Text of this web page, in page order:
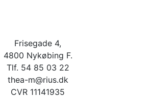
Frisegade 4,
4800 Nykøbing F.
Tlf. 54 85 03 22
thea-m@rius.dk
CVR 11141935